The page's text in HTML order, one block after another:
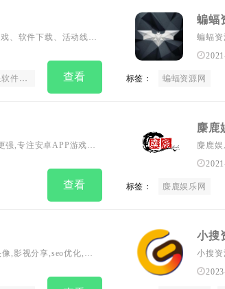
、软件下载、活动线
，努力为各位网友呈
下载 流星源码 流星线报 流星影视
查看
蝙蝠
蝙蝠资
标签： 蝙蝠资源网
,专注安卓APP游戏辅
网络热门技术游戏辅助
查看
麋鹿
麋鹿
资源·
标签： 麋鹿娱乐网
,影视分享,seo优化,南
小搜
小搜资
程,网